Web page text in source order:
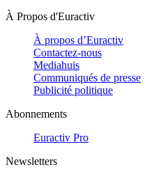
À Propos d'Euractiv
À propos d’Euractiv
Contactez-nous
Mediahuis
Communiqués de presse
Publicité politique
Abonnements
Euractiv Pro
Newsletters